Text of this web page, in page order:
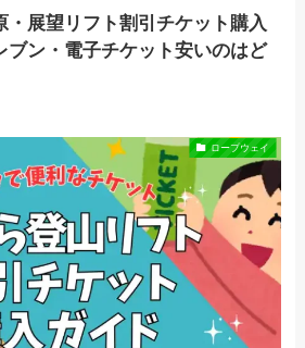
・展望リフト割引チケット購入
ブン・電子チケット安いのはど
ロープウェイ